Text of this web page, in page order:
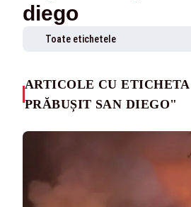
diego
Toate etichetele
ARTICOLE CU
PRĂBUȘIT SAN DIEGO"